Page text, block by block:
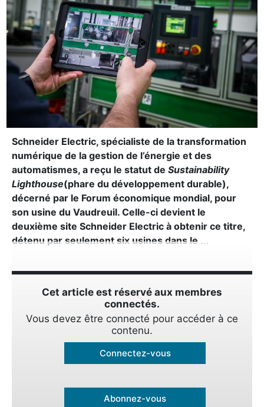
Schneider Electric, spécialiste de la transformation
numérique de la gestion de l’énergie et des
automatismes, a reçu le statut de Sustainability
Lighthouse(phare du développement durable),
décerné par le Forum économique mondial, pour
son usine du Vaudreuil. Celle-ci devient le
deuxième site Schneider Electric à obtenir ce titre,
détenu par seulement six usines dans le …
Cet article est réservé aux membres
connectés.
Vous devez être connecté pour accéder à ce
contenu.
Connectez-vous
Abonnez-vous